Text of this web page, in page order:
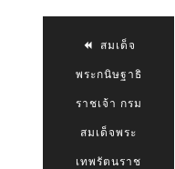
สมเด็จ
พระกนิษฐาธิ
ราชเจ้า กรม
สมเด็จพระ
เทพรัตนราช